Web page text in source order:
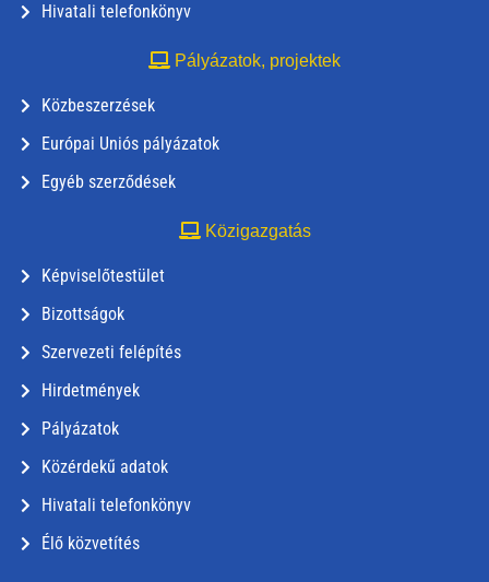
Hivatali telefonkönyv
Pályázatok, projektek
Közbeszerzések
Európai Uniós pályázatok
Egyéb szerződések
Közigazgatás
Képviselőtestület
Bizottságok
Szervezeti felépítés
Hirdetmények
Pályázatok
Közérdekű adatok
Hivatali telefonkönyv
Élő közvetítés